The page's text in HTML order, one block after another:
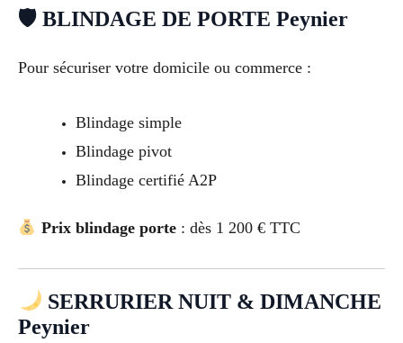
🛡 BLINDAGE DE PORTE Peynier
Pour sécuriser votre domicile ou commerce :
Blindage simple
Blindage pivot
Blindage certifié A2P
Prix blindage porte: dès 1 200 € TTC
SERRURIER NUIT & DIMANCHE
Peynier